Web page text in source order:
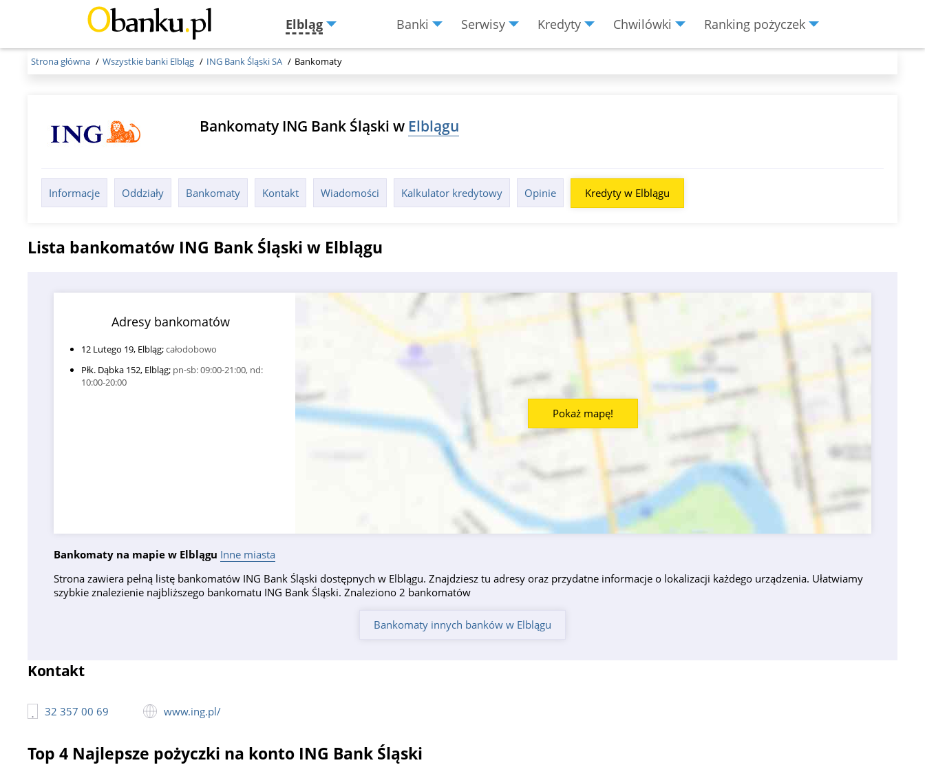
Elbląg Banki Serwisy Kredyty Chwilówki Ranking pożyczek
Menu
Strona główna Wszystkie banki Elbląg ING Bank Śląski SA Bankomaty
Bankomaty ING Bank Śląski w Elblągu
Informacje Oddziały Bankomaty Kontakt Wiadomości Kalkulator kredytowy Opinie Kredyty w Elblągu
Lista bankomatów ING Bank Śląski w Elblągu
Adresy bankomatów
12 Lutego 19, Elbląg;całodobowo
Płk. Dąbka 152, Elbląg; pn-sb: 09:00-21:00, nd:
10:00-20:00
Pokaż mapę!
Bankomaty na mapie w Elblągu Inne miasta
Strona zawiera pełną listę bankomatów ING Bank Śląski dostępnych w Elblągu. Znajdziesz tu adresy oraz przydatne informacje o lokalizacji każdego urządzenia. Ułatwiamy
szybkie znalezienie najbliższego bankomatu ING Bank Śląski. Znaleziono 2 bankomatów
Bankomaty innych banków w Elblągu
Kontakt
32 357 00 69 www.ing.pl/
Top 4 Najlepsze pożyczki na konto ING Bank Śląski